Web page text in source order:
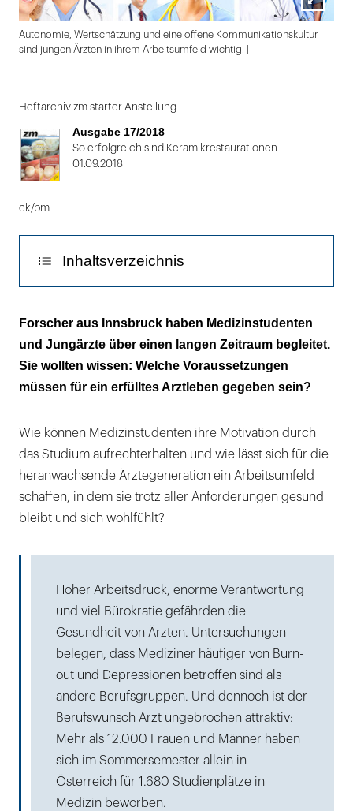
Lightbox
öffnen
Autonomie, Wertschätzung und eine offene Kommunikationskultur
sind jungen Ärzten in ihrem Arbeitsumfeld wichtig. |
1
von
2
Heftarchiv zm starter Anstellung
Ausgabe 17/2018
So erfolgreich sind Keramikrestaurationen
01.09.2018
ck/pm
Inhaltsverzeichnis
Diese vier Charakterstärken sorgen für
Zufriedenheit im Arztberuf
Ob man seine Stärken anwenden kann, hängt
auch vom Umfeld ab
Wer sich wohlfühlt, kann seine Stärken am
besten abrufen
Darum sind Wertschätzung, Kommunikation
und Fehlerkultur so wichtig
einzelnen Person abhängen!
Forscher aus Innsbruck haben Medizinstudenten
und Jungärzte über einen langen Zeitraum begleitet.
Sie wollten wissen: Welche Voraussetzungen
müssen für ein erfülltes Arztleben gegeben sein?
Wie können Medizinstudenten ihre Motivation durch
das Studium aufrechterhalten und wie lässt sich für die
heranwachsende Ärztegeneration ein Arbeitsumfeld
schaffen, in dem sie trotz aller Anforderungen gesund
bleibt und sich wohlfühlt?
Hoher Arbeitsdruck, enorme Verantwortung
und viel Bürokratie gefährden die
Gesundheit von Ärzten. Untersuchungen
belegen, dass Mediziner häufiger von Burn-
out und Depressionen betroffen sind als
andere Berufsgruppen. Und dennoch ist der
Berufswunsch Arzt ungebrochen attraktiv:
Mehr als 12.000 Frauen und Männer haben
sich im Sommersemester allein in
Österreich für 1.680 Studienplätze in
Medizin beworben.